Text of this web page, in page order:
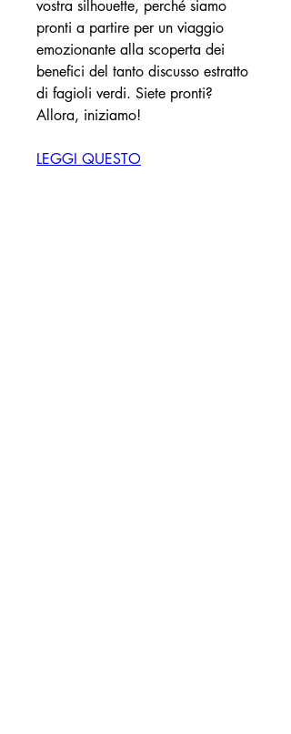
vostra silhouette, perché siamo
pronti a partire per un viaggio
emozionante alla scoperta dei
benefici del tanto discusso estratto
di fagioli verdi. Siete pronti?
Allora, iniziamo!
LEGGI QUESTO